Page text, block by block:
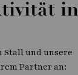
in
Stall und unsere
Partner an: